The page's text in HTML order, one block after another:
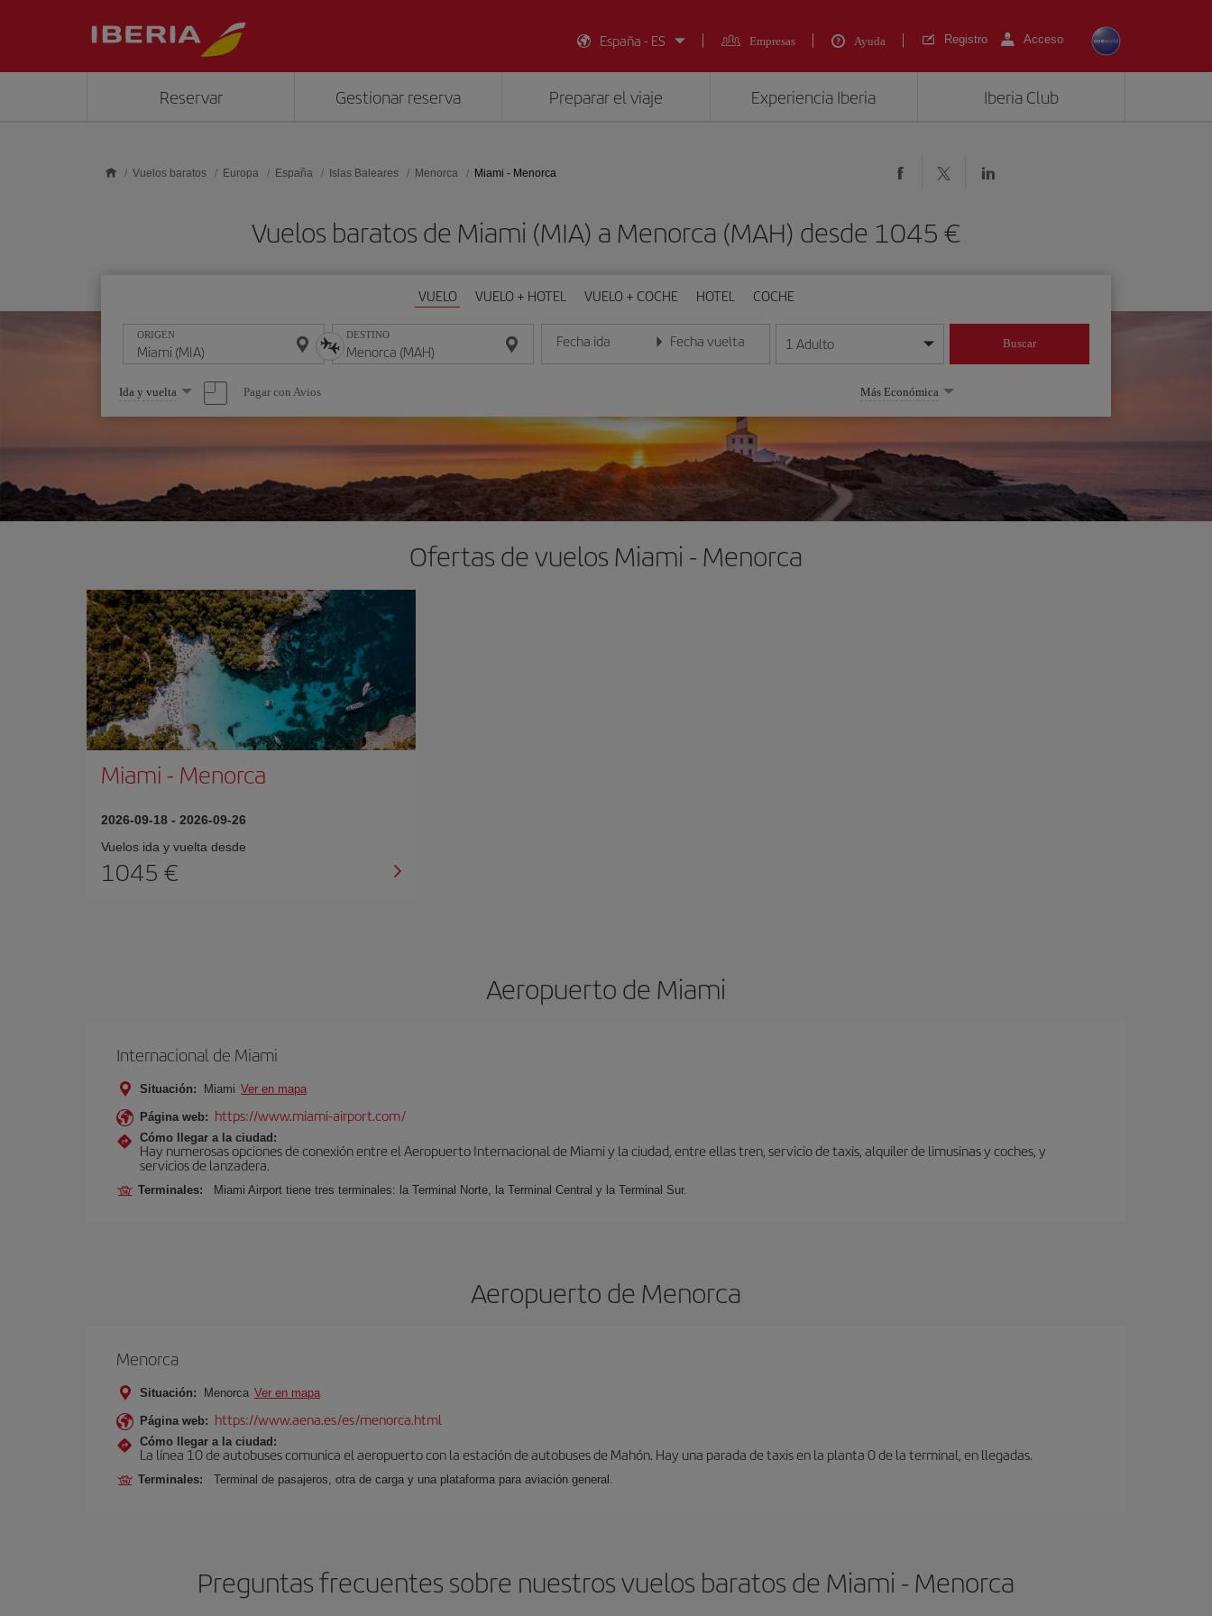
España - ES
Empresas Ayuda Registro Acceso
Reservar Gestionar reserva Preparar el viaje Experiencia Iberia Iberia Club
Vuelos baratos Europa España Islas Baleares Menorca Miami - Menorca
Vuelos baratos de Miami (MIA) a Menorca (MAH) desde 1045 €
VUELO VUELO + HOTEL VUELO + COCHE HOTEL COCHE
ORIGEN DESTINO Fecha ida
Introduce la fecha en formato día/mes/año
Fecha vuelta
Introduce la fecha en formato día/mes/año
1 Adulto Buscar
Seleccione
una
opción
Ida y vuelta Pagar con Avios Más Económica
Ofertas de vuelos Miami - Menorca
Miami - Menorca
2026-09-18 - 2026-09-26
Vuelos ida y vuelta desde
1045 €
Aeropuerto de Miami
Internacional de Miami
Situación: Miami Ver en mapa
Página web: https://www.miami-airport.com/
Cómo llegar a la ciudad:
Hay numerosas opciones de conexión entre el Aeropuerto Internacional de Miami y la ciudad, entre ellas tren, servicio de taxis, alquiler de limusinas y coches, y
servicios de lanzadera.
Terminales: Miami Airport tiene tres terminales: la Terminal Norte, la Terminal Central y la Terminal Sur.
Aeropuerto de Menorca
Menorca
Situación: Menorca Ver en mapa
Página web: https://www.aena.es/es/menorca.html
Cómo llegar a la ciudad:
La línea 10 de autobuses comunica el aeropuerto con la estación de autobuses de Mahón. Hay una parada de taxis en la planta 0 de la terminal, en llegadas.
Terminales: Terminal de pasajeros, otra de carga y una plataforma para aviación general.
Preguntas frecuentes sobre nuestros vuelos baratos de Miami - Menorca